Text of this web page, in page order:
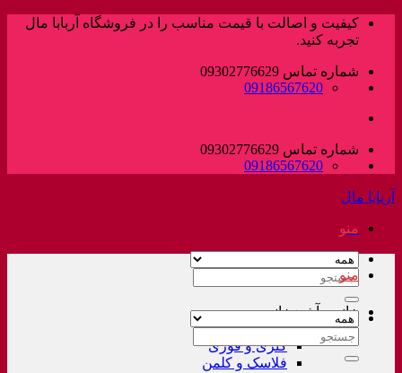
پرش
کیفیت و اصالت با قیمت مناسب را در فروشگاه آربابا مال
تجربه کنید.
شماره تماس 09302776629
09186567620
شماره تماس 09302776629
09186567620
آربابا مال
منو
جستجو
خانه و آشپزخانه
لوازم خانگی غیر برقی
کتری و قوری
فلاسک و کلمن
منو
جستجو